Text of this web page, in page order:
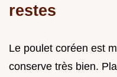
restes
Le poulet coréen est
conserve très bien.